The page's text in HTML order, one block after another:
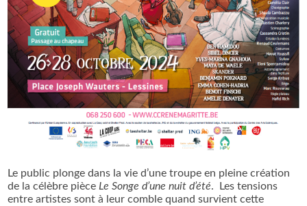
Le public plonge dans la vie d’une troupe en pleine création
de la célèbre pièce Le Songe d’une nuit d’été. Les tensions
entre artistes sont à leur comble quand survient cette